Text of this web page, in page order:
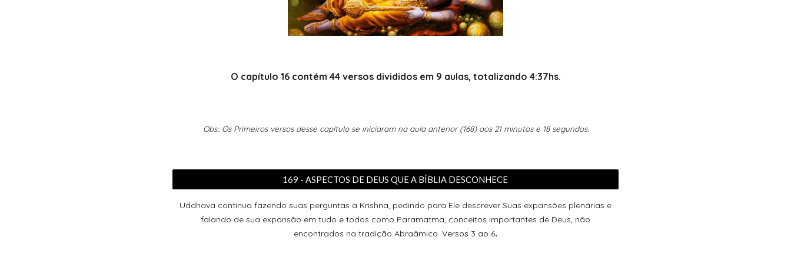
O capítulo 16 contém 44 versos divididos em 9 aulas, totalizando 4:37hs.
Obs.: Os Primeiros versos desse capítulo se iniciaram na aula anterior (168) aos 21 minutos e 18 segundos.
169 - ASPECTOS DE DEUS QUE A BÍBLIA DESCONHECE
Uddhava continua fazendo suas perguntas a Krishna, pedindo para Ele descrever Suas expansões plenárias e
falando de sua expansão em tudo e todos como Paramatma, conceitos importantes de Deus, não
encontrados na tradição Abraâmica. Versos 3 ao 6.